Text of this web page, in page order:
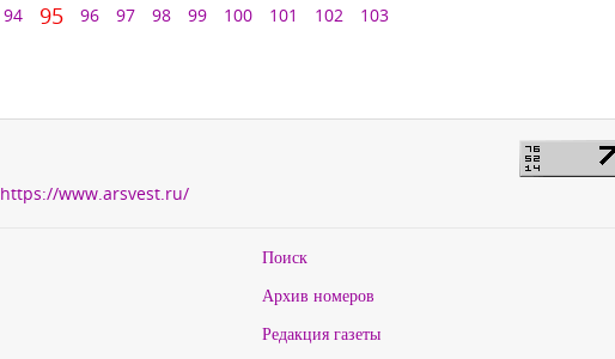
94 95 96 97 98 99 100 101 102
103
https://www.arsvest.ru/
Поиск
Архив номеров
Редакция газеты